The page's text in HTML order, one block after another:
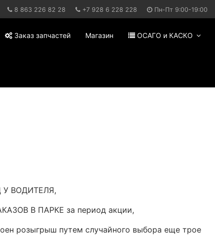
8 863 226 82 28 +7 928 6 228 228 Пн-Пт 9:00-19:00
Заказ запчастей Магазин ОСАГО и КАСКО
ВОДИТЕЛЯ,
В ПАРКЕ за период акции,
розыгрыш путем случайного выбора еще трое